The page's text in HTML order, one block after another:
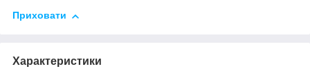
Приховати
Характеристики